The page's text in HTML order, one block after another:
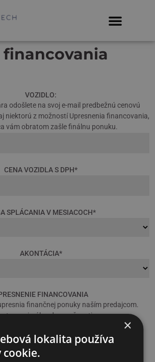
VOZIDLO:
odošlete na svoj e-mail predbežnú cenovú
niektorú z možností Upresnenia financovania,
vám obratom zašle finálnu ponuku.
CENA VOZIDLA S DPH*
SPLÁCANIA V MESIACOCH*
AKONTÁCIA*
FINANCOVANIA
finančnej ponuky naším predajcom.
maximálne dve možnosti:
leasing (3 – 7 rokov)
×
lokalita používa
cookie.